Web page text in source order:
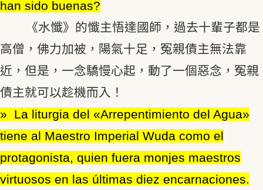
han sido buenas?
《水懺》的懺主悟達國師，過去十輩子都是
高僧，佛力加被，陽氣十足，冤親債主無法靠
近，但是，一念驕慢心起，動了一個惡念，冤親
債主就可以趁機而入！
» La liturgia del «Arrepentimiento del Agua»
tiene al Maestro Imperial Wuda como el
protagonista, quien fuera monjes maestros
virtuosos en las últimas diez encarnaciones.